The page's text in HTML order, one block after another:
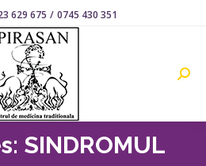
629 675 / 0745 430 351
SINDROMUL